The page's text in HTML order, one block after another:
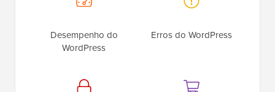
Desempenho do
WordPress
Erros do WordPress